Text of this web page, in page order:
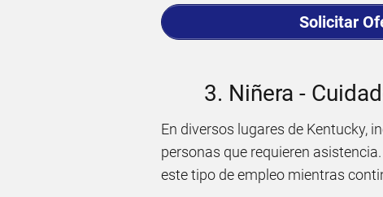
Solicitar
3. Niñera -
En diversos lugares de Kentucky,
personas que requieren
este tipo de empleo mientras